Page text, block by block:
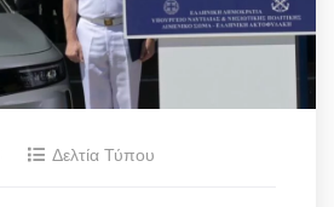
Δελτία Τύπου